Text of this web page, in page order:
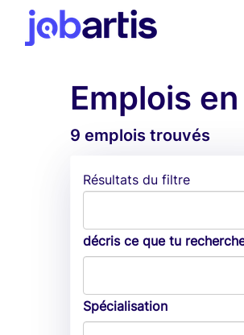
Emplois
9 emplois trouvés
Résultats du filtre
décris ce que tu
Spécialisation